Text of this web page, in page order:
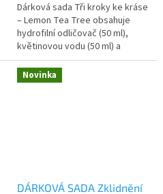
Dárková sada Tři kroky ke kráse
– Lemon Tea Tree obsahuje
hydrofilní odličovač (50 ml),
květinovou vodu (50 ml) a
pleťový olej (20 ml). Kompletní
třístupňová péče pro mastnou
a...
Novinka
DÁRKOVÁ SADA Zklidnění